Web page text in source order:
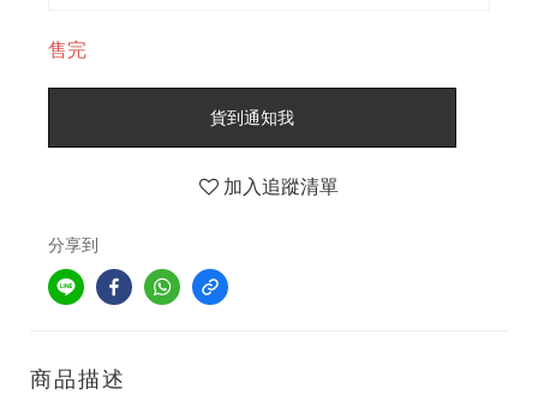
售完
貨到通知我
加入追蹤清單
分享到
商品描述